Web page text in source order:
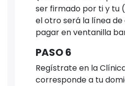
ser firmado por ti y tu
el otro será la línea
pagar en ventanilla
PASO 6
Regístrate en la
corresponde a tu